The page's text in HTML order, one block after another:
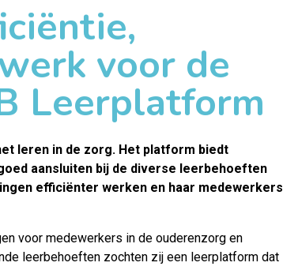
voor de
Leerplatform
leren in de zorg. Het platform biedt
aansluiten bij de diverse leerbehoeften
efficiënter werken en haar medewerkers
voor medewerkers in de ouderenzorg en
leerbehoeften zochten zij een leerplatform dat